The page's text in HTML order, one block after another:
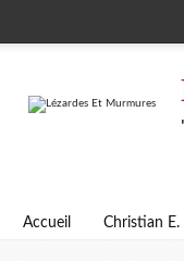
Accueil Christian E.